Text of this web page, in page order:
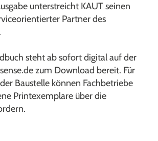
unterstreicht KAUT seinen
Partner des
steht ab sofort digital auf der
zum Download bereit. Für
Baustelle können Fachbetriebe
Printexemplare über die